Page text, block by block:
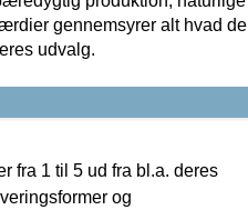
gennemsyrer alt hvad de
udvalg.
fra 1 til 5 ud fra bl.a. deres
og